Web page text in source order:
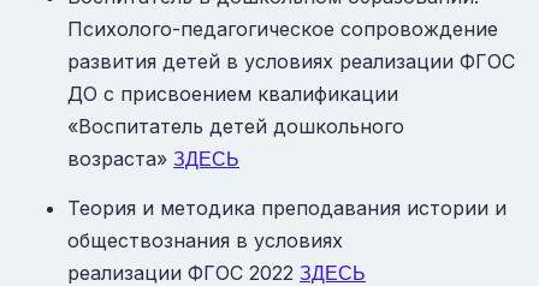
Психолого-педагогическое сопровождение
развития детей в условиях реализации ФГОС
ДО с присвоением квалификации
«Воспитатель детей дошкольного
возраста» ЗДЕСЬ
Теория и методика преподавания истории и
обществознания в условиях
реализации ФГОС 2022 ЗДЕСЬ